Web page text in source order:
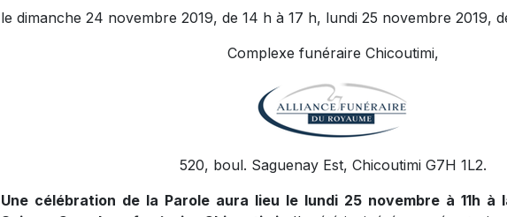
le dimanche 24 novembre 2019, de 14 h à 17 h, lundi 25 novembre 2019,
Complexe funéraire Chicoutimi,
520, boul. Saguenay Est, Chicoutimi G7H 1L2.
Une célébration de la Parole aura lieu le lundi 25 novembre à 11h à